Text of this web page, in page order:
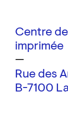
Centre
imprimée
—
Rue des
B-7100